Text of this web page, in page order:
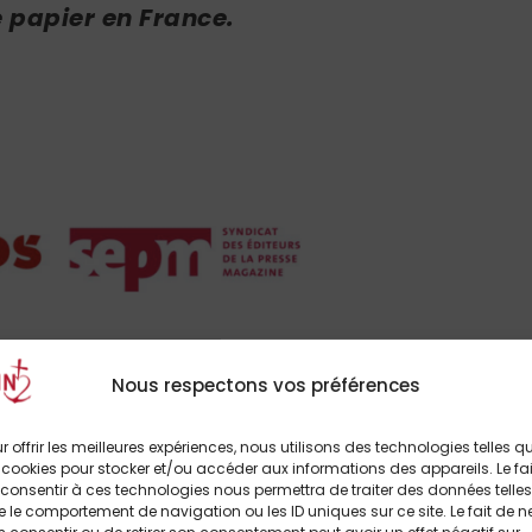
Nous respectons vos préférences
offrir les meilleures expériences, nous utilisons des technologies telles
pour stocker et/ou accéder aux informations des appareils. Le
à ces technologies nous permettra de traiter des données telles
le comportement de navigation ou les ID uniques sur ce site. Le fait de
en France.
la presse ouvre la voie aux déserts de
profonde transformation sous l’effet du
d’abonnements et des audiences en ligne